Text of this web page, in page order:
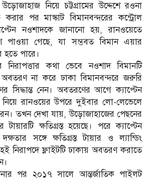
নিয়ে চট্টগ্রামের উদ্দেশে রওনা
পর মাস্কাট বিমানবন্দরের কন্ট্রোল
নওশাদকে জানানো হয়, রানওয়েতে
পাওয়া গেছে, যা সম্ভবত বিমান এয়ার
হতে পারে।
নিরাপত্তার কথা ভেবে নওশাদ বিমানটি
অবতরণ না করে ঢাকা বিমানবন্দরে জরুরি
সিদ্ধান্ত নেন। অবতরণের আগে ক্যাপ্টেন
নিয়ে রানওয়ের উপরে ‍দুইবার লো-লেভেলে
তখন দেখা যায়, উড়োজাহাজের পেছনের
টায়ারটি ক্ষতিগ্রস্ত হয়েছে। পরে ক্যাপ্টেন
সঙ্গে ক্ষতিগ্রস্ত টায়ার ও ল্যান্ডিং
নিরাপদে ফ্লাইটটি ঢাকায় অবতরণ করাতে
পর ২০১৭ সালে আন্তর্জাতিক পাইলট